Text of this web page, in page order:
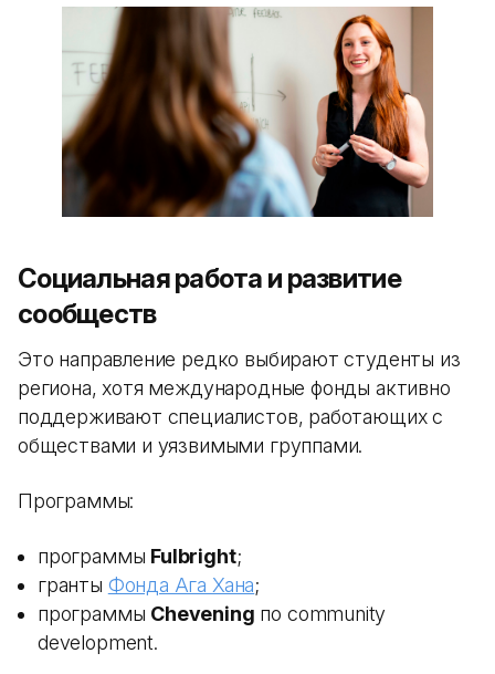
Социальная работа и развитие
сообществ
Это направление редко выбирают студенты из
региона, хотя международные фонды активно
поддерживают специалистов, работающих с
обществами и уязвимыми группами.
Программы:
программы Fulbright;
гранты Фонда Ага Хана;
программы Chevening по community
development.